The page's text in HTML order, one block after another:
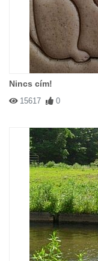
Nincs cím!
15617 0